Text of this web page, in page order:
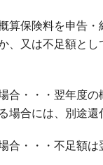
算保険料を申告
、又は不足額と
合・・・翌年度
場合には、別途還
合・・・不足額